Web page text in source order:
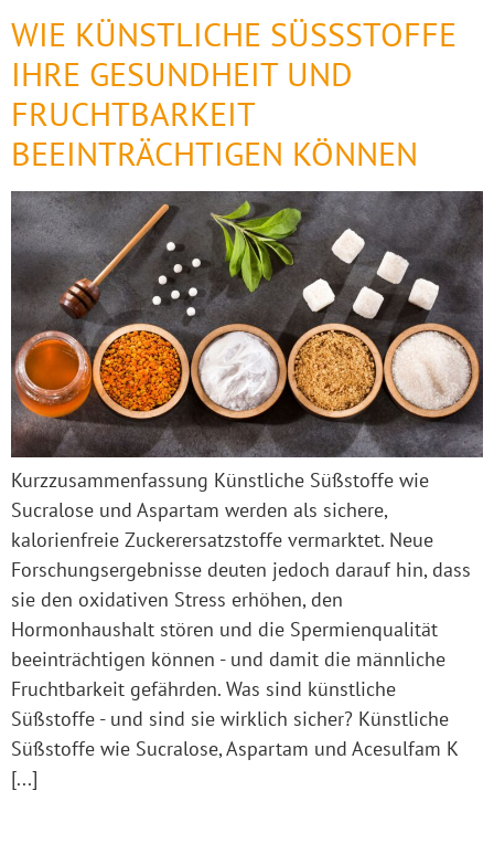
WIE KÜNSTLICHE SÜSSSTOFFE I
HRE GESUNDHEIT UND F
RUCHTBARKEIT B
EEINTRÄCHTIGEN KÖNNEN
Kurzzusammenfassung Künstliche Süßstoffe wie
Sucralose und Aspartam werden als sichere,
kalorienfreie Zuckerersatzstoffe vermarktet. Neue
Forschungsergebnisse deuten jedoch darauf hin, dass
sie den oxidativen Stress erhöhen, den
Hormonhaushalt stören und die Spermienqualität
beeinträchtigen können - und damit die männliche
Fruchtbarkeit gefährden. Was sind künstliche
Süßstoffe - und sind sie wirklich sicher? Künstliche
Süßstoffe wie Sucralose, Aspartam und Acesulfam K
[...]